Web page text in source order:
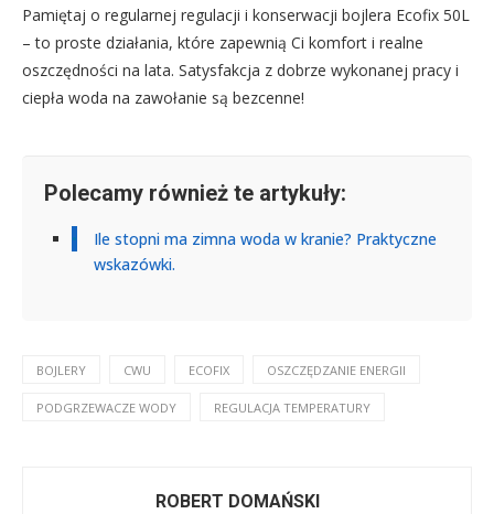
Pamiętaj o regularnej regulacji i konserwacji bojlera Ecofix 50L
– to proste działania, które zapewnią Ci komfort i realne
oszczędności na lata. Satysfakcja z dobrze wykonanej pracy i
ciepła woda na zawołanie są bezcenne!
Polecamy również te artykuły:
Ile stopni ma zimna woda w kranie? Praktyczne
wskazówki.
BOJLERY CWU ECOFIX OSZCZĘDZANIE ENERGII
PODGRZEWACZE WODY REGULACJA TEMPERATURY
ROBERT DOMAŃSKI